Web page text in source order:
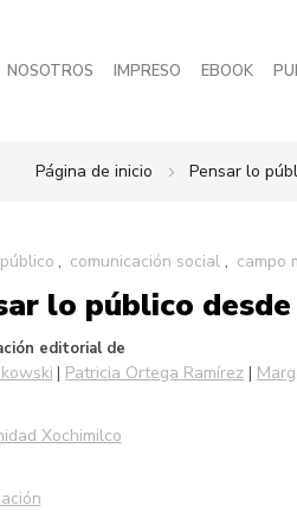
NOSOTROS IMPRESO EBOOK
Página de inicio Pensar lo
comunicación social campo
lo público
editorial de
Patricia Ortega Ramírez
Xochimilco